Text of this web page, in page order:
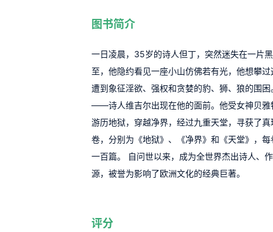
图书简介
一日凌晨，35岁的诗人但丁，突然迷失在一片
至，他隐约看见一座小山仿佛若有光，他想攀
遭到象征淫欲、强权和贪婪的豹、狮、狼的围
——诗人维吉尔出现在他的面前。他受女神贝雅
游历地狱，穿越净界，经过九重天堂，寻获了
卷，分别为《地狱》、《净界》和《天堂》，
一百篇。 自问世以来，成为全世界杰出诗人、
源，被誉为影响了欧洲文化的经典巨著。
评分